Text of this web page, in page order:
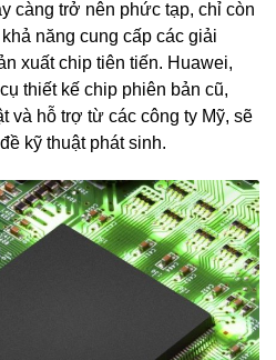
càng trở nên phức tạp, chỉ còn
năng cung cấp các giải
xuất chip tiên tiến. Huawei,
thiết kế chip phiên bản cũ,
và hỗ trợ từ các công ty Mỹ, sẽ
kỹ thuật phát sinh.